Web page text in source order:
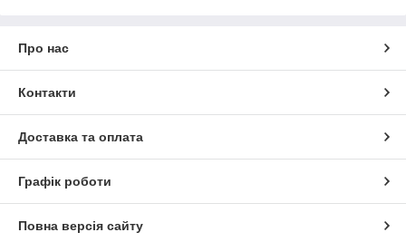
Про нас
Контакти
Доставка та оплата
Графік роботи
Повна версія сайту